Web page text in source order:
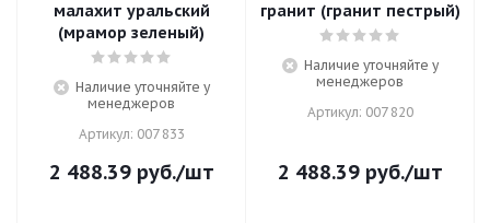
малахит уральский
(мрамор зеленый)
Наличие уточняйте у
менеджеров
Артикул: 007 833
2 488.39руб./шт
гранит (гранит пестрый)
Наличие уточняйте у
менеджеров
Артикул: 007 820
2 488.39руб./шт